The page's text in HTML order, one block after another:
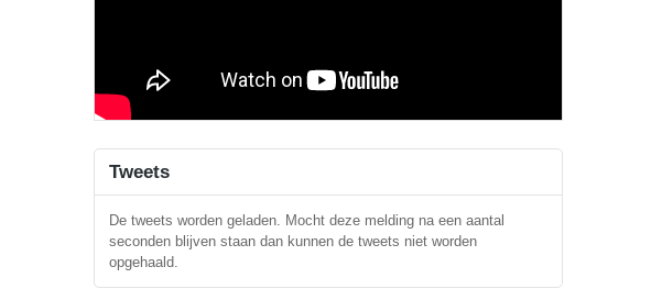
Tweets
De tweets worden geladen. Mocht deze melding na een aantal
seconden blijven staan dan kunnen de tweets niet worden
opgehaald.